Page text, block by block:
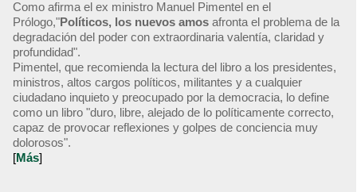
Como afirma el ex ministro Manuel Pimentel en el
Prólogo,"Políticos, los nuevos amos afronta el problema de la
degradación del poder con extraordinaria valentía, claridad y
profundidad".
Pimentel, que recomienda la lectura del libro a los presidentes,
ministros, altos cargos políticos, militantes y a cualquier
ciudadano inquieto y preocupado por la democracia, lo define
como un libro "duro, libre, alejado de lo políticamente correcto,
capaz de provocar reflexiones y golpes de conciencia muy
dolorosos".
[Más]